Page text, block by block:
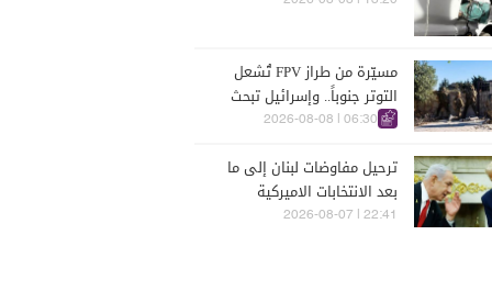
مسيّرة من طراز FPV تُشعل
التوتر جنوباً.. وإسرائيل تبحث
عن ردّ أقوى
06:30 | 2026-08-08
ترحيل مفاوضات لبنان إلى ما
بعد الانتخابات الاميركية
والاسرائيلية
22:41 | 2026-08-07